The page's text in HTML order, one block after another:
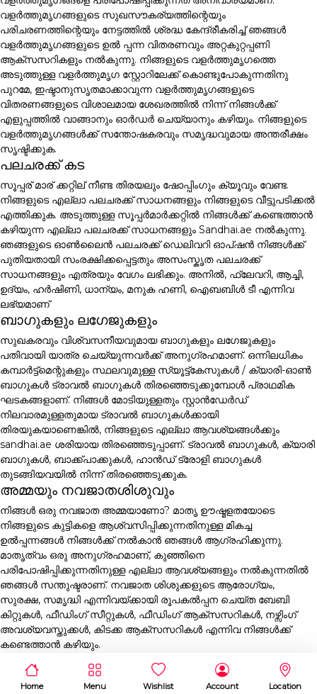
വളർത്തുമൃഗങ്ങളുടെ സുഖസൗകര്യത്തിന്റെയും
പരിചരണത്തിന്റെയും നേട്ടത്തിൽ ശ്രദ്ധ കേന്ദ്രീകരിച്ച് ഞങ്ങൾ
വളർത്തുമൃഗങ്ങളുടെ ഉൽ പ്പന്ന വിതരണവും അറ്റകുറ്റപ്പണി
ആക്സസറികളും നൽകുന്നു. നിങ്ങളുടെ വളർത്തുമൃഗത്തെ
അടുത്തുള്ള വളർത്തുമൃഗ സ്റ്റോറിലേക്ക് കൊണ്ടുപോകുന്നതിനു
പുറമേ, ഇഷ്ടാനുസൃതമാക്കാവുന്ന വളർത്തുമൃഗങ്ങളുടെ
വിതരണങ്ങളുടെ വിശാലമായ ശേഖരത്തിൽ നിന്ന് നിങ്ങൾക്ക്
എളുപ്പത്തിൽ വാങ്ങാനും ഓർഡർ ചെയ്യാനും കഴിയും. നിങ്ങളുടെ
വളർത്തുമൃഗങ്ങൾക്ക് സന്തോഷകരവും സമൃദ്ധവുമായ അന്തരീക്ഷം
സൃഷ്ടിക്കുക.
പലചരക്ക് കട
സൂപ്പര് മാര് ക്കറ്റില് നീണ്ട തിരയലും ഷോപ്പിംഗും ക്യൂവും വേണ്ട.
നിങ്ങളുടെ എല്ലാ പലചരക്ക് സാധനങ്ങളും നിങ്ങളുടെ വീട്ടുപടിക്കൽ
എത്തിക്കുക. അടുത്തുള്ള സൂപ്പർമാർക്കറ്റിൽ നിങ്ങൾക്ക് കണ്ടെത്താൻ
കഴിയുന്ന എല്ലാ പലചരക്ക് സാധനങ്ങളും Sandhai.ae നൽകുന്നു.
ഞങ്ങളുടെ ഓൺലൈൻ പലചരക്ക് ഡെലിവറി ഓപ്ഷൻ നിങ്ങൾക്ക്
പുതിയതായി സംരക്ഷിക്കപ്പെട്ടതും അസംസ്കൃത പലചരക്ക്
സാധനങ്ങളും എത്രയും വേഗം ലഭിക്കും. അനിൽ, ഫ്ലേവറി, ആച്ചി,
ഉദ്യം, ഹർഷിണി, ധാന്യം, മനുക ഹണി, ഐബബിൾ ടീ എന്നിവ
ലഭ്യമാണ്
ബാഗുകളും ലഗേജുകളും
സുഖകരവും വിശ്വസനീയവുമായ ബാഗുകളും ലഗേജുകളും
പതിവായി യാത്ര ചെയ്യുന്നവർക്ക് അനുഗ്രഹമാണ്. ഒന്നിലധികം
കമ്പാർട്ട്മെന്റുകളും സ്ഥലവുമുള്ള സ്യൂട്ട്കേസുകൾ / ക്യാരി-ഓൺ
ബാഗുകൾ ട്രാവൽ ബാഗുകൾ തിരഞ്ഞെടുക്കുമ്പോൾ പ്രാഥമിക
ഘടകങ്ങളാണ്. നിങ്ങൾ മോടിയുള്ളതും സ്റ്റാൻഡേർഡ്
നിലവാരമുള്ളതുമായ ട്രാവൽ ബാഗുകൾക്കായി
തിരയുകയാണെങ്കിൽ, നിങ്ങളുടെ എല്ലാ ആവശ്യങ്ങൾക്കും
sandhai.ae ശരിയായ തിരഞ്ഞെടുപ്പാണ്. ട്രാവൽ ബാഗുകൾ, ക്യാരി
ബാഗുകൾ, ബാക്ക്പാക്കുകൾ, ഹാൻഡ് ട്രോളി ബാഗുകൾ
തുടങ്ങിയവയിൽ നിന്ന് തിരഞ്ഞെടുക്കുക.
അമ്മയും നവജാതശിശുവും
നിങ്ങൾ ഒരു നവജാത അമ്മയാണോ? മാതൃ ഊഷ്മളതയോടെ
നിങ്ങളുടെ കുട്ടികളെ ആശ്വസിപ്പിക്കുന്നതിനുള്ള മികച്ച
ഉൽപ്പന്നങ്ങൾ നിങ്ങൾക്ക് നൽകാൻ ഞങ്ങൾ ആഗ്രഹിക്കുന്നു.
മാതൃത്വം ഒരു അനുഗ്രഹമാണ്, കുഞ്ഞിനെ
പരിപോഷിപ്പിക്കുന്നതിനുള്ള എല്ലാ ആവശ്യങ്ങളും നൽകുന്നതിൽ
ഞങ്ങൾ സന്തുഷ്ടരാണ്. നവജാത ശിശുക്കളുടെ ആരോഗ്യം,
സുരക്ഷ, സമൃദ്ധി എന്നിവയ്ക്കായി രൂപകൽപ്പന ചെയ്ത ബേബി
കിറ്റുകൾ, ഫീഡിംഗ് സീറ്റുകൾ, ഫീഡിംഗ് ആക്സസറികൾ, നഴ്സിംഗ്
അവശ്യവസ്തുക്കൾ, കിടക്ക ആക്സസറികൾ എന്നിവ നിങ്ങൾക്ക്
കണ്ടെത്താൻ കഴിയും.
Home Menu Wishlist Account Location